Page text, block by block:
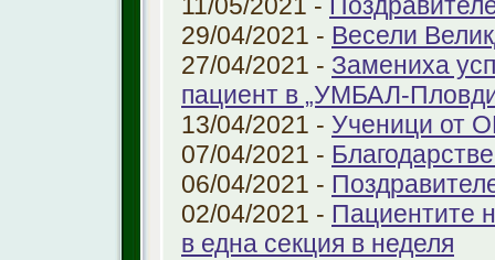
29/04/2021 - Весели
27/04/2021 - Замениха
пациент в „УМБАЛ-
13/04/2021 - Ученици от
07/04/2021 -
06/04/2021 -
02/04/2021 - Пациентите
в една секция в неделя